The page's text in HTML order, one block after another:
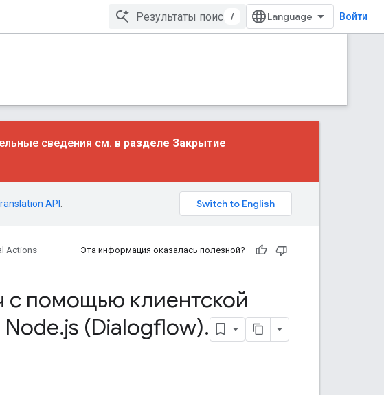
/ Войти
сведения см. в разделе Закрытие
API
Actions
Эта информация оказалась полезной?
с помощью клиентской
Node.js (Dialogflow).